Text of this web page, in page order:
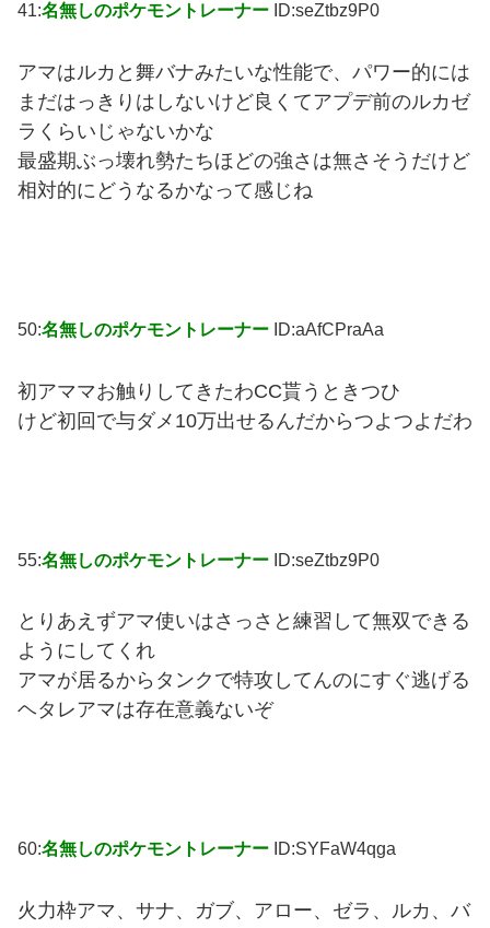
41:名無しのポケモントレーナー ID:seZtbz9P0
アマはルカと舞バナみたいな性能で、パワー的には
まだはっきりはしないけど良くてアプデ前のルカゼ
ラくらいじゃないかな
最盛期ぶっ壊れ勢たちほどの強さは無さそうだけど
相対的にどうなるかなって感じね
50:名無しのポケモントレーナー ID:aAfCPraAa
初アママお触りしてきたわCC貰うときつひ
けど初回で与ダメ10万出せるんだからつよつよだわ
55:名無しのポケモントレーナー ID:seZtbz9P0
とりあえずアマ使いはさっさと練習して無双できる
ようにしてくれ
アマが居るからタンクで特攻してんのにすぐ逃げる
ヘタレアマは存在意義ないぞ
60:名無しのポケモントレーナー ID:SYFaW4qga
火力枠アマ、サナ、ガブ、アロー、ゼラ、ルカ、バ